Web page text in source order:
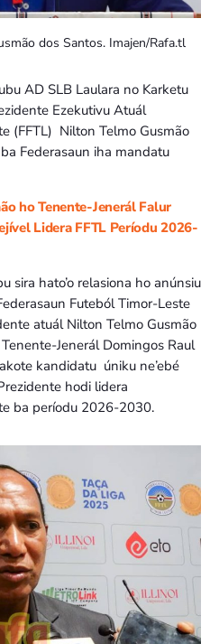
AM
AM
dos Santos. Imajen/Rafa.tl
AD SLB Laulara no Karketu
Ezekutivu Atuál
(FFTL) Nilton Telmo Gusmão
Federasaun iha mandatu
ho Tenente-Jenerál Falur
Lidera FFTL Períodu 2026-
sira hato’o relasiona ho anúnsiu
Futeból Timor-Leste
atuál Nilton Telmo Gusmão
Jenerál Domingos Raul
kandidatu úniku ne’ebé
hodi lidera
ba períodu 2026-2030.